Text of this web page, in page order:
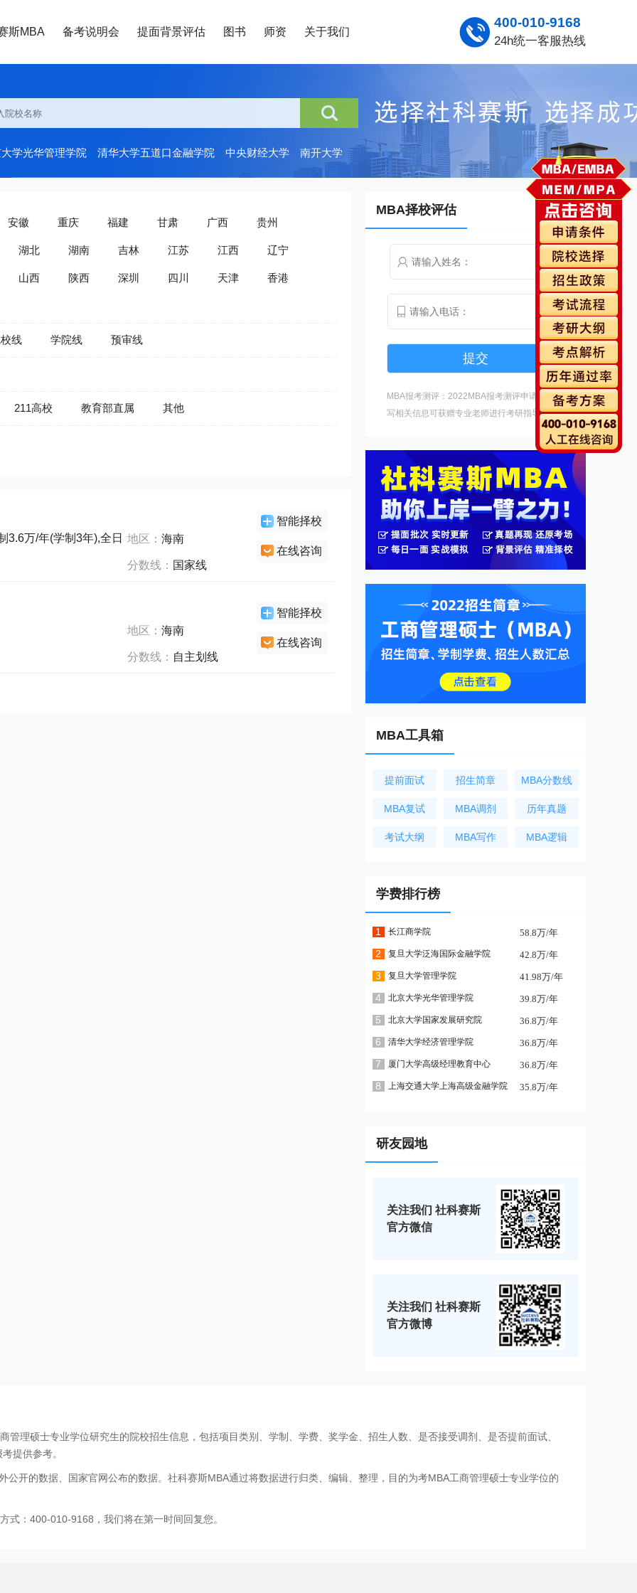
斯MBA 备考说明会 提面背景评估 图书 师资 关于我们
400-010-9168
24h统一客服热线
学光华管理学院 清华大学五道口金融学院 中央财经大学 南开大学
安徽 重庆 福建 甘肃 广西 贵州
湖北 湖南 吉林 江苏 江西 辽宁
山西 陕西 深圳 四川 天津 香港
线 学院线 预审线
211高校 教育部直属 其他
3.6万/年(学制3年),全日制1.2万/年(学制3年),非全日制1.2万/年(学制3年)
地区： 海南
分数线： 国家线
智能择校
在线咨询
地区： 海南
分数线： 自主划线
智能择校
在线咨询
MBA择校评估
MBA报考测评：2022MBA报考测评申请中，填
写相关信息可获赠专业老师进行考研指导。
MBA工具箱
提前面试 招生简章 MBA分数线
MBA复试 MBA调剂 历年真题
考试大纲 MBA写作 MBA逻辑
学费排行榜
1 长江商学院 58.8万/年
2 复旦大学泛海国际金融学院 42.8万/年
3 复旦大学管理学院 41.98万/年
4 北京大学光华管理学院 39.8万/年
5 北京大学国家发展研究院 36.8万/年
6 清华大学经济管理学院 36.8万/年
7 厦门大学高级经理教育中心 36.8万/年
8 上海交通大学上海高级金融学院 35.8万/年
研友园地
关注我们 社科赛斯
官方微信
关注我们 社科赛斯
官方微博
管理硕士专业学位研究生的院校招生信息，包括项目类别、学制、学费、奖学金、招生人数、是否接受调剂、是否提前面试、
提供参考。
公开的数据、国家官网公布的数据。社科赛斯MBA通过将数据进行归类、编辑、整理，目的为考MBA工商管理硕士专业学位的
式：400-010-9168，我们将在第一时间回复您。